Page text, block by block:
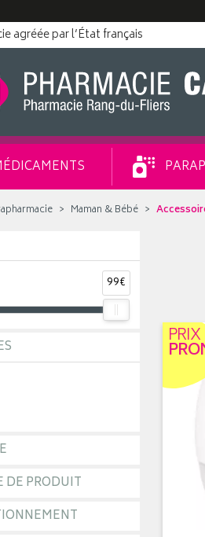
agréée par l’État français
Maman & Bébé
99€
DE PRODUIT
PRIX